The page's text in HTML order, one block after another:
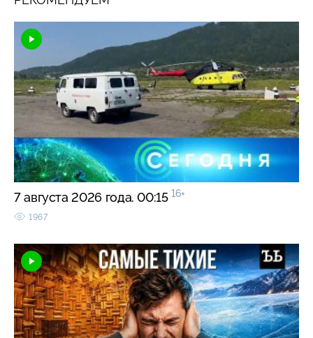
7 августа 2026 года. 00:15 16+
1967